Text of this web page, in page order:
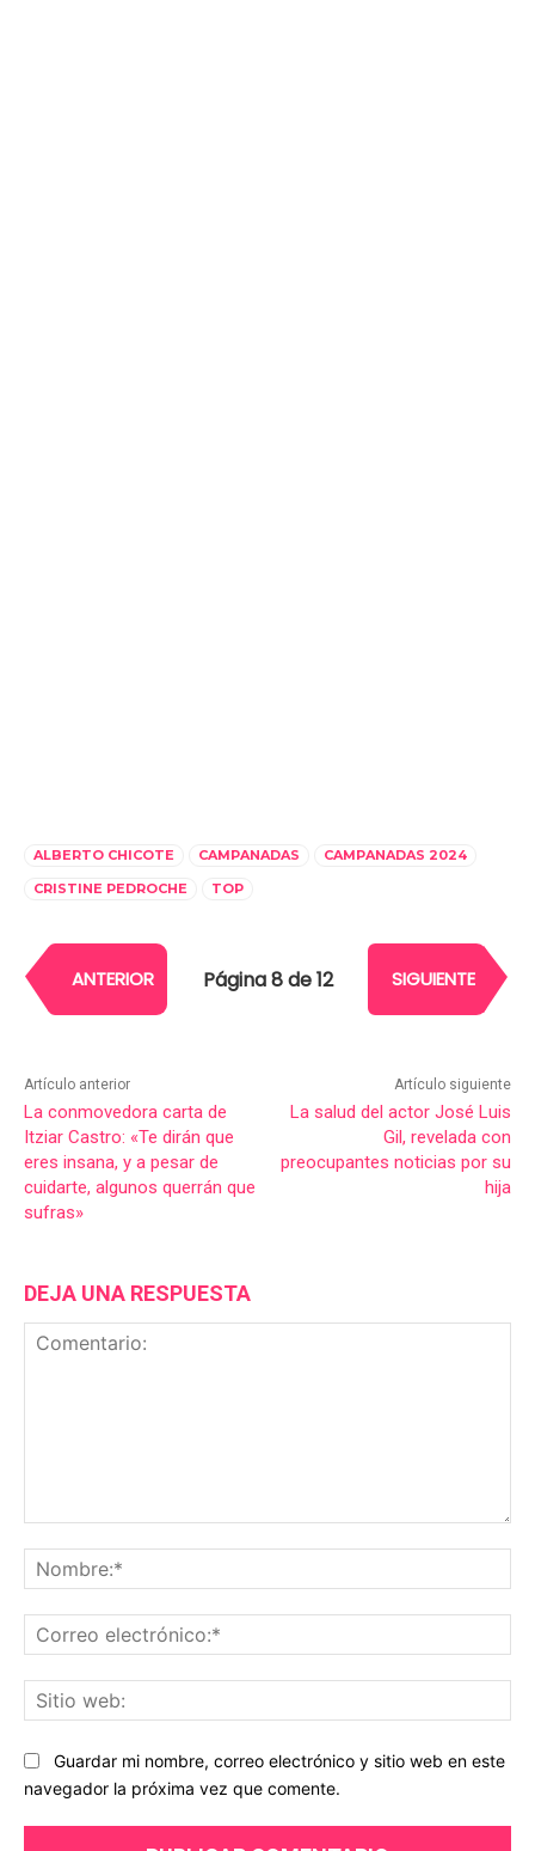
ALBERTO CHICOTE CAMPANADAS
CAMPANADAS 2024
CRISTINE PEDROCHE
TOP
ANTERIOR Página 8 de 12 SIGUIENTE
Artículo anterior
La conmovedora carta de
Itziar Castro: «Te dirán que
eres insana, y a pesar de
cuidarte, algunos querrán que
sufras»
Artículo siguiente
La salud del actor José Luis
Gil, revelada con
preocupantes noticias por su
hija
DEJA UNA RESPUESTA
Guardar mi nombre, correo electrónico y sitio web en este
navegador la próxima vez que comente.